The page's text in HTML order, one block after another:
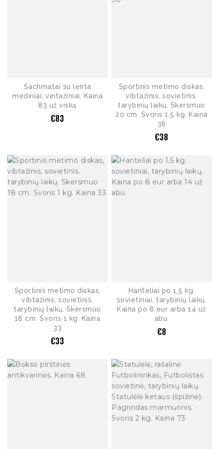
Šachmatai su lenta
mediniai, vintažiniai. Kaina
83 už viską
€83
Sportinis metimo diskas,
vibtažinis, sovietinis.
tarybinių laikų. Skersmuo
20 cm. Svoris 1,5 kg. Kaina
38
€38
Sportinis metimo diskas,
vibtažinis, sovietinis.
tarybinių laikų. Skersmuo
18 cm. Svoris 1 kg. Kaina
33
€33
Hanteliai po 1,5 kg.
sovietiniai, tarybinių laikų.
Kaina po 8 eur arba 14 už
abu.
€8